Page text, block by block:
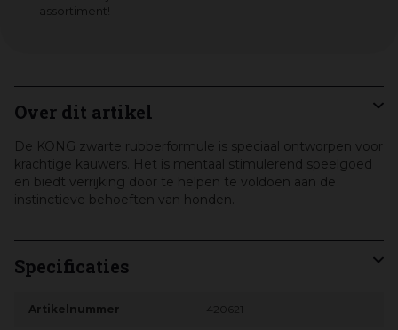
assortiment!
Over dit artikel
De KONG zwarte rubberformule is speciaal ontworpen voor
krachtige kauwers. Het is mentaal stimulerend speelgoed
en biedt verrijking door te helpen te voldoen aan de
instinctieve behoeften van honden.
Specificaties
Artikelnummer 420621